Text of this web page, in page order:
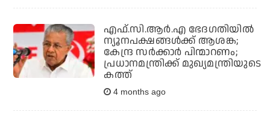
എഫ്.സി.ആര്‍.എ ഭേദഗതിയില്‍
ന്യൂനപക്ഷങ്ങള്‍ക്ക് ആശങ്ക;
കേന്ദ്ര സര്‍ക്കാര്‍ പിന്മാറണം;
പ്രധാനമന്ത്രിക്ക് മുഖ്യമന്ത്രിയുടെ
കത്ത്
4 months ago